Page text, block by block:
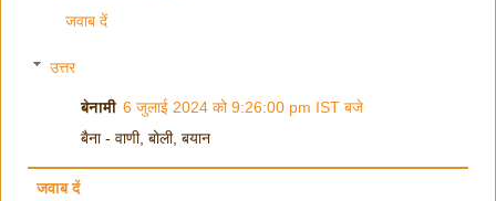
जवाब दें
उत्तर
बेनामी 6 जुलाई 2024 को 9:26:00 pm IST बजे
बैना - वाणी, बोली, बयान
जवाब दें